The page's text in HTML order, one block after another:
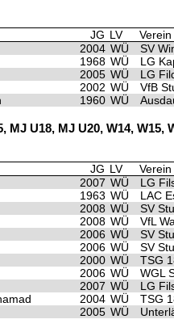
JG LV
Verein
2004 WÜ
SV
1968 WÜ
LG
2005 WÜ
LG
2002 WÜ
VfB
1960 WÜ
MJ U18, MJ U20, W14, W15,
JG LV
Verein
2007 WÜ
LG
1963 WÜ
LAC
2008 WÜ
SV
2008 WÜ
VfL
2006 WÜ
SV
2006 WÜ
SV
2000 WÜ
TSG
2006 WÜ
WGL
2007 WÜ
LG
2004 WÜ
TSG
2005 WÜ